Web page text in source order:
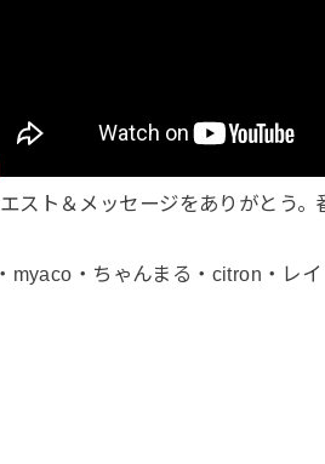
スト＆メッセージをありがとう
myaco・ちゃんまる・citron・レ